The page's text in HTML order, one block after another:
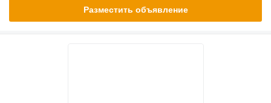
Разместить объявление